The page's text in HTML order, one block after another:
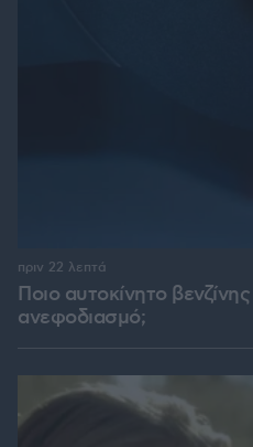
Ποιο αυτοκίνητο
ανεφοδιασμό;
πριν 22 λεπτά